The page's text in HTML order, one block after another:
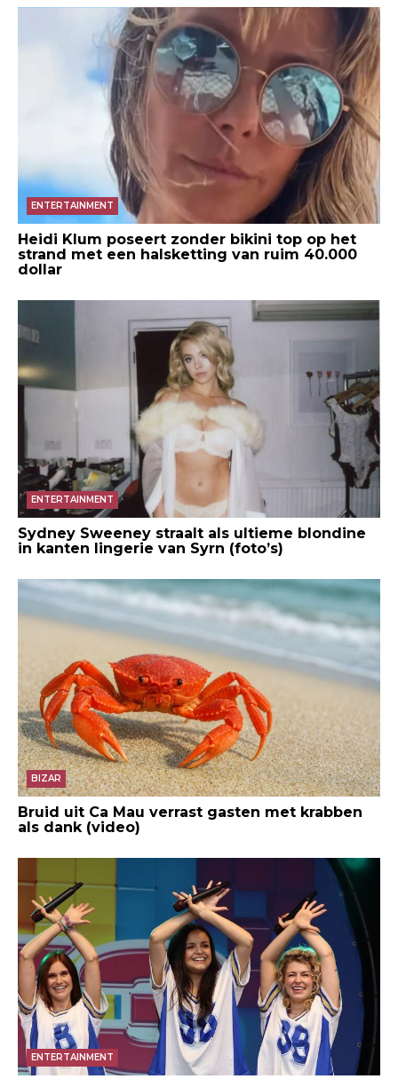
ENTERTAINMENT
Heidi Klum poseert zonder bikini top op het
strand met een halsketting van ruim 40.000
dollar
ENTERTAINMENT
Sydney Sweeney straalt als ultieme blondine
in kanten lingerie van Syrn (foto’s)
BIZAR
Bruid uit Ca Mau verrast gasten met krabben
als dank (video)
ENTERTAINMENT